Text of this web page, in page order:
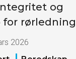
og
for
2026